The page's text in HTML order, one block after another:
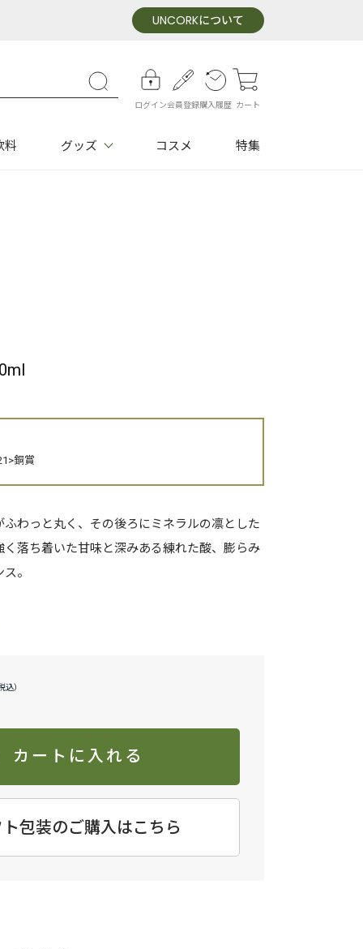
UNCORKについて
ログイン会員登録購入履歴 カート
料 グッズ コスメ 特集
銅賞
わっと丸く、その後ろにミネラルの凛とした
落ち着いた甘味と深みある練れた酸、膨らみ
。
カートに入れる
包装のご購入はこちら